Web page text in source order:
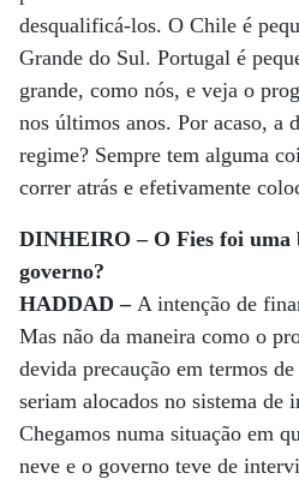
desqualificá-los. O Chile é
Grande do Sul. Portugal é
grande, como nós, e veja o
nos últimos anos. Por acaso, a
regime? Sempre tem alguma
correr atrás e efetivamente
DINHEIRO – O Fies foi uma
governo?
HADDAD – A intenção de
Mas não da maneira como o
devida precaução em termos
seriam alocados no sistema de
Chegamos numa situação em
neve e o governo teve de